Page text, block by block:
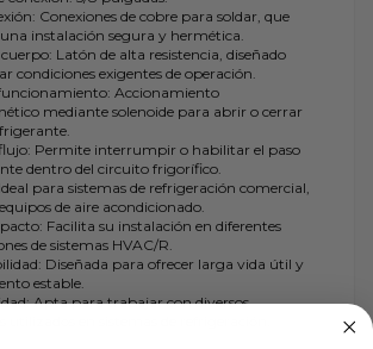
Conexiones de cobre para soldar, que
instalación segura y hermética.
Latón de alta resistencia, diseñado
condiciones exigentes de operación.
Accionamiento
mediante solenoide para abrir o cerrar
Permite interrumpir o habilitar el paso
dentro del circuito frigorífico.
para sistemas de refrigeración comercial,
de aire acondicionado.
Facilita su instalación en diferentes
de sistemas HVAC/R.
Diseñada para ofrecer larga vida útil y
estable.
Apta para trabajar con diversos